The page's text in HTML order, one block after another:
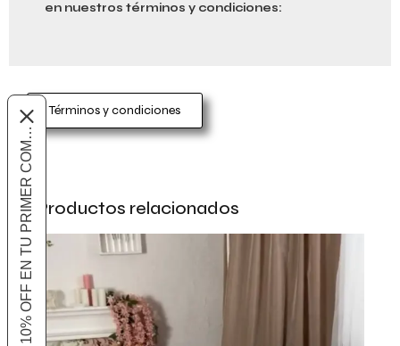
en nuestros términos y condiciones:
Términos y condiciones
Productos relacionados
10% OFF EN TU PRIMER COMPRA